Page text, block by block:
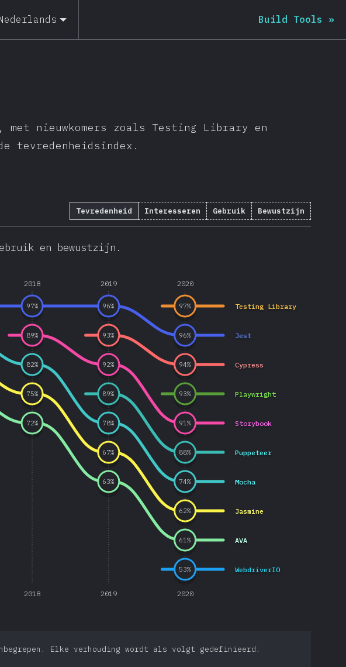
Build Tools »
nieuwkomers zoals Testing Library en
tevredenheidsindex.
Tevredenheid Interesseren Gebruik Bewustzijn
en bewustzijn.
2018 2019 2020
2018 2019 2020
Jest
Mocha
Storybook
Cypress
AVA
Jasmine
Puppeteer
Testing Library
Playwright
WebdriverIO
97% 96%
96%
82%
78%
74%
89%
92%
91%
93%
94%
72%
63%
61%
75%
67%
62%
89%
88%
97%
93%
53%
Elke verhouding wordt als volgt gedefinieerd: